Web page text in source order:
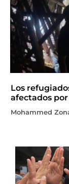
Los
afectados
Mohammed